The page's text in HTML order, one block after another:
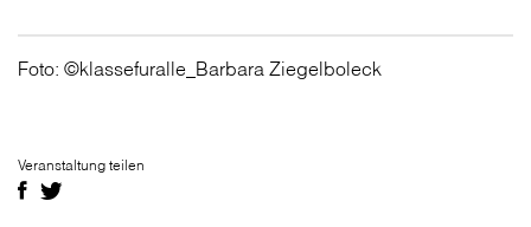
Foto: ©klassefuralle_Barbara Ziegelboleck
Veranstaltung teilen